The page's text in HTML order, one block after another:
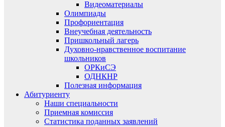
Видеоматериалы
Олимпиады
Профориентация
Внеучебная деятельность
Пришкольный лагерь
Духовно-нравственное воспитание
школьников
ОРКиСЭ
ОДНКНР
Полезная информация
Абитуриенту
Наши специальности
Приемная комиссия
Статистика поданных заявлений